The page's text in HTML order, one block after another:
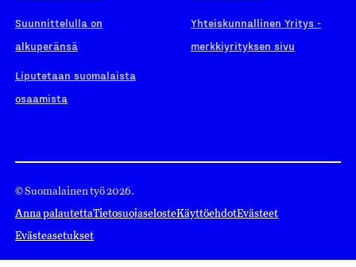
Suunnittelulla on
alkuperänsä
Liputetaan suomalaista
osaamista
Yhteiskunnallinen Yritys -
merkkiyrityksen sivu
© Suomalainen työ 2026.
Anna palautettaTietosuojaselosteKäyttöehdotEvästeet
Evästeasetukset